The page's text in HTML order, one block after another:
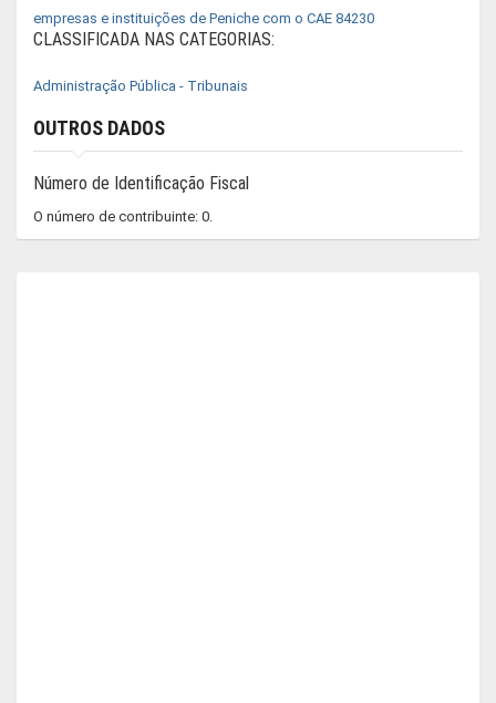
empresas e instituições de Peniche com o CAE 84230
CLASSIFICADA NAS CATEGORIAS:
Administração Pública - Tribunais
OUTROS DADOS
Número de Identificação Fiscal
O número de contribuinte: 0.